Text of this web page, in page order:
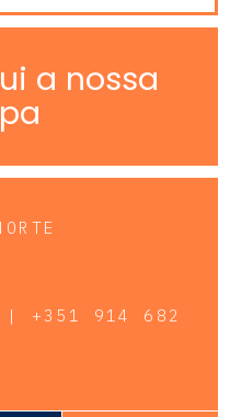
a nossa
| +351 914 682